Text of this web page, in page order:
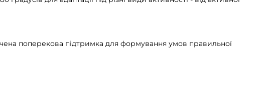
поперекова підтримка для формування умов правильної